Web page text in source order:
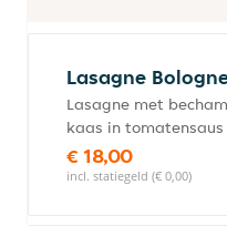
Lasagne
Lasagne met
kaas in tomatensaus
€ 18,00
incl. statiegeld (€ 0,00)